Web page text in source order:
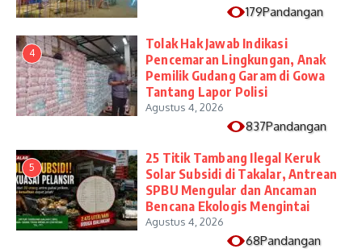
179Pandangan
4
Tolak Hak Jawab Indikasi
Pencemaran Lingkungan, Anak
Pemilik Gudang Garam di Gowa
Tantang Lapor Polisi
Agustus 4, 2026
837Pandangan
5
25 Titik Tambang Ilegal Keruk
Solar Subsidi di Takalar, Antrean
SPBU Mengular dan Ancaman
Bencana Ekologis Mengintai
Agustus 4, 2026
68Pandangan